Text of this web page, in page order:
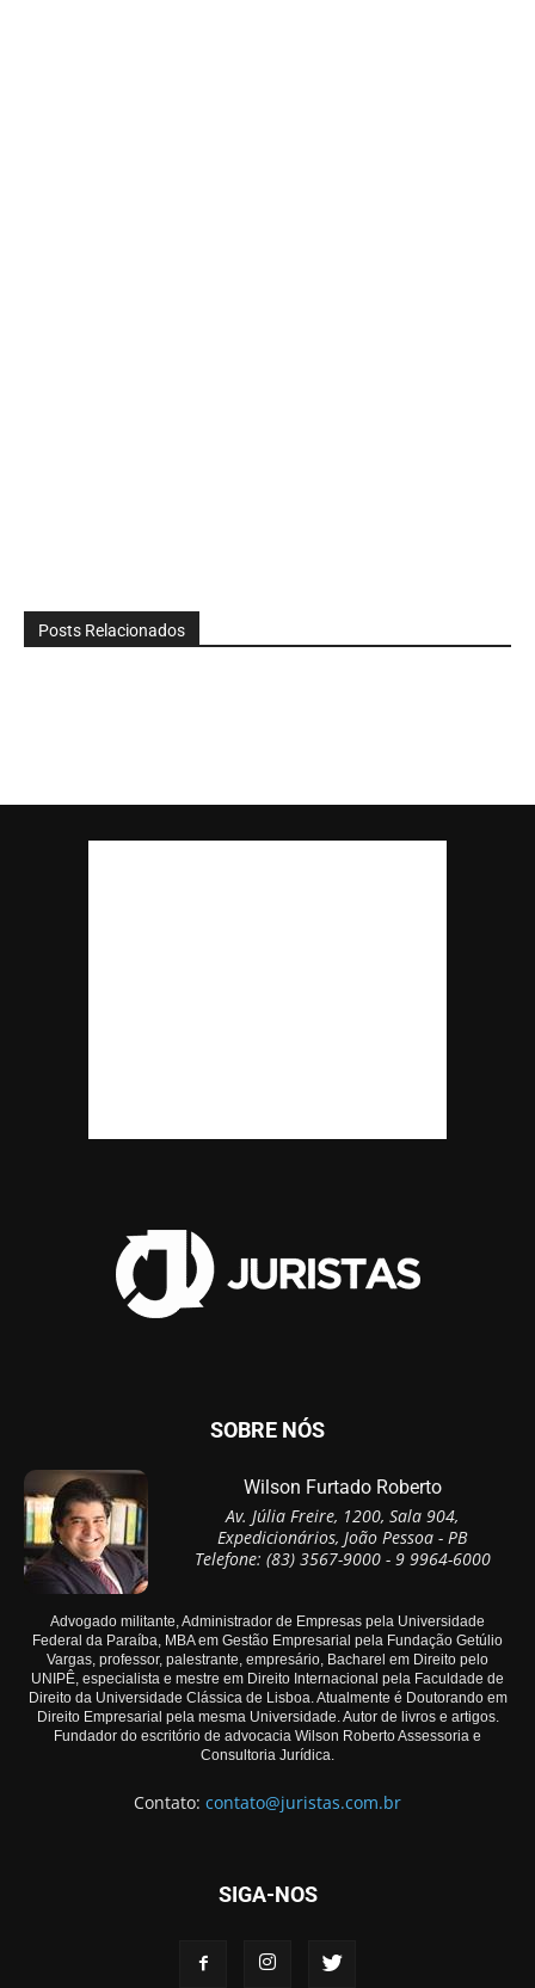
Posts Relacionados
SOBRE NÓS
Wilson Furtado Roberto
Av. Júlia Freire, 1200, Sala 904,
Expedicionários, João Pessoa - PB
Telefone: (83) 3567-9000 - 9 9964-6000
Advogado militante, Administrador de Empresas pela Universidade
Federal da Paraíba, MBA em Gestão Empresarial pela Fundação Getúlio
Vargas, professor, palestrante, empresário, Bacharel em Direito pelo
UNIPÊ, especialista e mestre em Direito Internacional pela Faculdade de
Direito da Universidade Clássica de Lisboa. Atualmente é Doutorando em
Direito Empresarial pela mesma Universidade. Autor de livros e artigos.
Fundador do escritório de advocacia Wilson Roberto Assessoria e
Consultoria Jurídica.
Contato: contato@juristas.com.br
SIGA-NOS